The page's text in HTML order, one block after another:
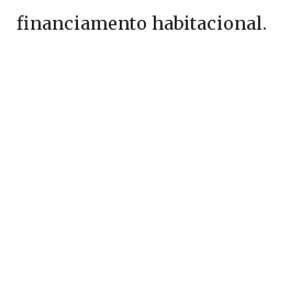
financiamento habitacional.